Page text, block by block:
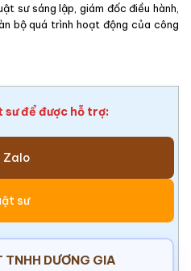
sư sáng lập, giám đốc điều hành,
bộ quá trình hoạt động của công
sư để được hỗ trợ:
Zalo
sư
DƯƠNG GIA